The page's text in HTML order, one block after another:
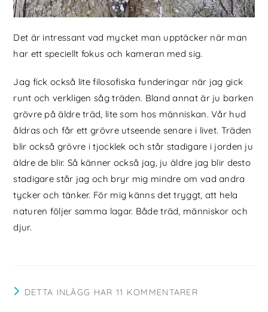
Det är intressant vad mycket man upptäcker när man
har ett speciellt fokus och kameran med sig.
Jag fick också lite filosofiska funderingar när jag gick
runt och verkligen såg träden. Bland annat är ju barken
grövre på äldre träd, lite som hos människan. Vår hud
åldras och får ett grövre utseende senare i livet. Träden
blir också grövre i tjocklek och står stadigare i jorden ju
äldre de blir. Så känner också jag, ju äldre jag blir desto
stadigare står jag och bryr mig mindre om vad andra
tycker och tänker. För mig känns det tryggt, att hela
naturen följer samma lagar. Både träd, människor och
djur.
DETTA INLÄGG HAR 11 KOMMENTARER